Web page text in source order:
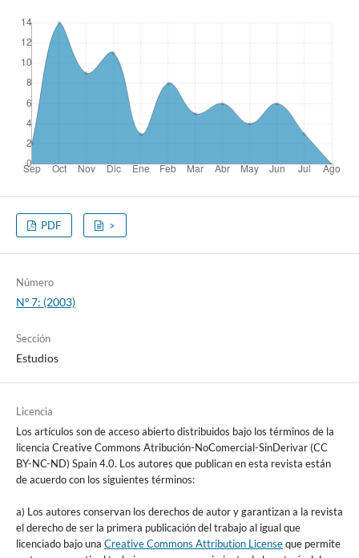
PDF >
Número
Nº 7: (2003)
Sección
Estudios
Licencia
Los artículos son de acceso abierto distribuidos bajo los términos de la
licencia Creative Commons Atribución-NoComercial-SinDerivar (CC
BY-NC-ND) Spain 4.0. Los autores que publican en esta revista están
de acuerdo con los siguientes términos:
a) Los autores conservan los derechos de autor y garantizan a la revista
el derecho de ser la primera publicación del trabajo al igual que
licenciado bajo una Creative Commons Attribution Licenseque permite